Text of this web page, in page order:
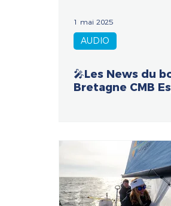
1 mai 2025
AUDIO
🎤Les News du
Bretagne CMB